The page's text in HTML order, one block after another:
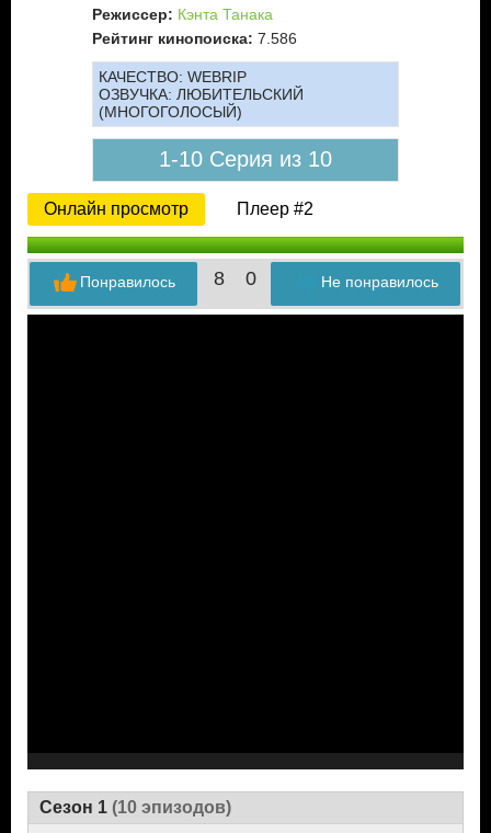
Режиссер: Кэнта Танака
Рейтинг кинопоиска: 7.586
КАЧЕСТВО: WEBRIP
ОЗВУЧКА: ЛЮБИТЕЛЬСКИЙ
(МНОГОГОЛОСЫЙ)
1-10 Серия из 10
Онлайн просмотр Плеер #2
8 0 Не понравилось
Понравилось
Сезон 1 (10 эпизодов)